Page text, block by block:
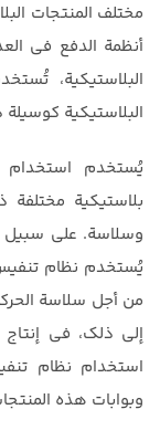
مختلف المنتجات
أنظمة الدفع في
البلاستيكية،
البلاستيكية
يُستخدم استخدام
بلاستيكية مختلفة
وسلاسة. على سبيل
يُستخدم نظام تنفيس
من أجل سلاسة
إلى ذلك، في إنتاج
استخدام نظام
وبوابات هذه